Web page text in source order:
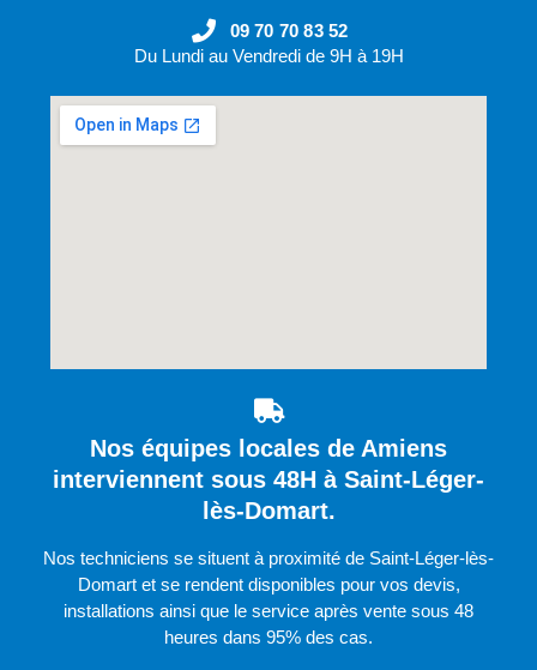
09 70 70 83 52
Du Lundi au Vendredi de 9H à 19H
Nos équipes locales de Amiens
interviennent sous 48H à Saint-Léger-
lès-Domart.
Nos techniciens se situent à proximité de Saint-Léger-lès-
Domart et se rendent disponibles pour vos devis,
installations ainsi que le service après vente sous 48
heures dans 95% des cas.